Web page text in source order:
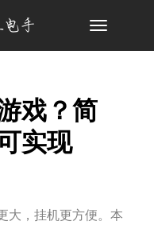
Toggle
戏？简
实现
大，挂机更方便。本